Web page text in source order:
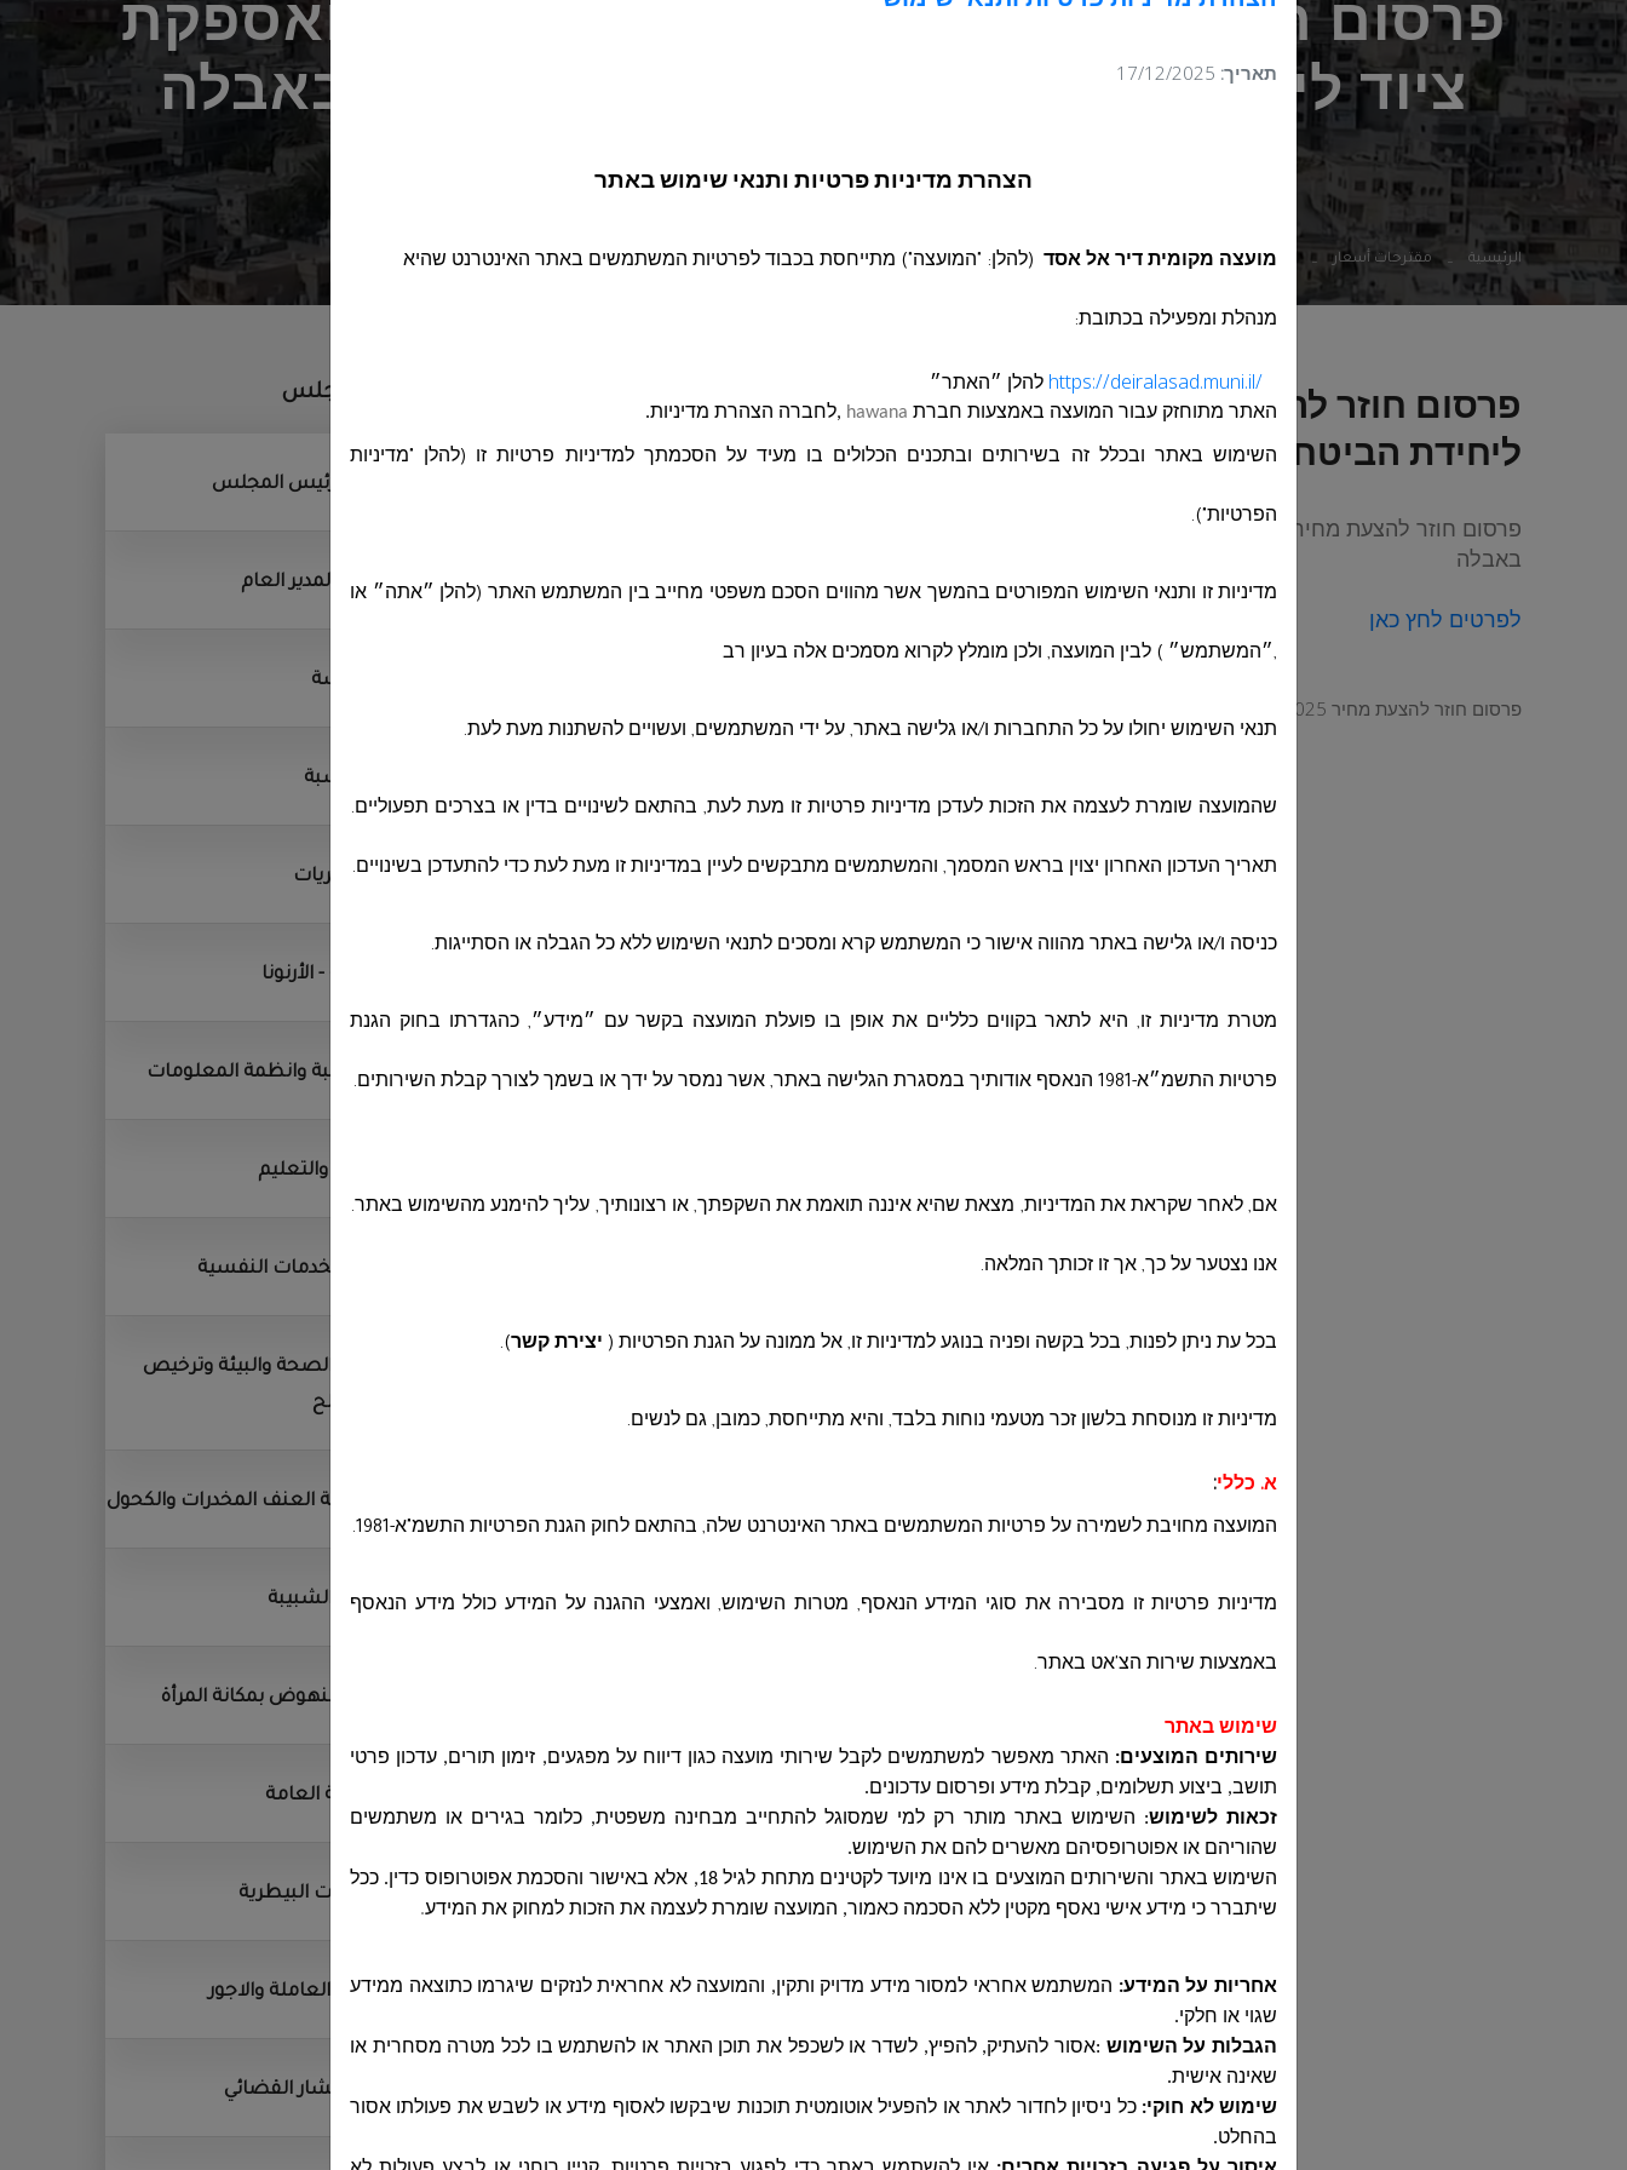
פרסום חוזר להצעת מחיר H14-2025 לרכישת ואספקת
ציוד ליחידת הביטחון הקהילתי לפי הפירוט באבלה
الرئيسية مقترحات أسعار פרסום חוזר להצעת מחיר H14-2025 לרכישת ואספקת ציוד ליחידת הביטחון הקהילתי לפי הפירוט באבלה
פרסום חוזר להצעת מחיר H14-2025 לרכישת ואספקת ציוד
ליחידת הביטחון הקהילתי לפי הפירוט באבלה
באבלה
לפרטים לחץ כאן
פרסום חוזר להצעת מחיר H14-2025 לרכישת ואספקת ציוד ליחידת הביטחון הקהילתי לפי הפירוט באבלה
أقسام المجلس
ديوان رئيس المجلس
ديوان المدير العام
الهندسة
المحاسبة
المشتريات
الجباية - الأرنونا
الحوسبة وانظمة المعلومات
التربية والتعليم
مركز الخدمات النفسية
قسم الصحة والبيئة وترخيص
المصالح
مكافحة العنف المخدرات والكحول
قسم الشبيبة
وحدة النهوض بمكانة المرأة
المكتبة العامة
الخدمات البيطرية
القوى العاملة والاجور
المستشار القضائي
תאריך:
הצהרת מדיניות פרטיות ותנאי שימוש באתר
מועצה מקומית דיר אל אסד (להלן: "המועצה") מתייחסת בכבוד לפרטיות המשתמשים באתר האינטרנט שהיא
מנהלת ומפעילה בכתובת:
https://deiralasad.muni.il/להלן ״האתר״
האתר מתוחזק עבור המועצה באמצעות חברת hawana ,לחברה הצהרת מדיניות.
השימוש באתר ובכלל זה בשירותים ובתכנים הכלולים בו מעיד על הסכמתך למדיניות פרטיות זו (להלן "מדיניות
הפרטיות").
מדיניות זו ותנאי השימוש המפורטים בהמשך אשר מהווים הסכם משפטי מחייב בין המשתמש האתר (להלן ״אתה״ או
,״המשתמש״ ) לבין המועצה, ולכן מומלץ לקרוא מסמכים אלה בעיון רב
תנאי השימוש יחולו על כל התחברות ו/או גלישה באתר, על ידי המשתמשים, ועשויים להשתנות מעת לעת.
שהמועצה שומרת לעצמה את הזכות לעדכן מדיניות פרטיות זו מעת לעת, בהתאם לשינויים בדין או בצרכים תפעוליים.
תאריך העדכון האחרון יצוין בראש המסמך, והמשתמשים מתבקשים לעיין במדיניות זו מעת לעת כדי להתעדכן בשינויים.
כניסה ו/או גלישה באתר מהווה אישור כי המשתמש קרא ומסכים לתנאי השימוש ללא כל הגבלה או הסתייגות.
מטרת מדיניות זו, היא לתאר בקווים כלליים את אופן בו פועלת המועצה בקשר עם ״מידע״, כהגדרתו בחוק הגנת
פרטיות התשמ״א-1981 הנאסף אודותיך במסגרת הגלישה באתר, אשר נמסר על ידך או בשמך לצורך קבלת השירותים .
אם, לאחר שקראת את המדיניות, מצאת שהיא איננה תואמת את השקפתך, או רצונותיך, עליך להימנע מהשימוש באתר.
אנו נצטער על כך, אך זו זכותך המלאה.
בכל עת ניתן לפנות, בכל בקשה ופניה בנוגע למדיניות זו, אל ממונה על הגנת הפרטיות ( יצירת קשר)
.
מדיניות זו מנוסחת בלשון זכר מטעמי נוחות בלבד, והיא מתייחסת, כמובן, גם לנשים.
א. כללי:
המועצה מחויבת לשמירה על פרטיות המשתמשים באתר האינטרנט שלה, בהתאם לחוק הגנת הפרטיות התשמ"א-1981 .
מדיניות פרטיות זו מסבירה את סוגי המידע הנאסף, מטרות השימוש, ואמצעי ההגנה על המידע כולל מידע הנאסף
באמצעות שירות הצ'אט באתר.
שימוש באתר
שירותים המוצעים: האתר מאפשר למשתמשים לקבל שירותי מועצה כגון דיווח על מפגעים, זימון תורים, עדכון פרטי
תושב, ביצוע תשלומים, קבלת מידע ופרסום עדכונים.
זכאות לשימוש: השימוש באתר מותר רק למי שמסוגל להתחייב מבחינה משפטית, כלומר בגירים או משתמשים
שהוריהם או אפוטרופסיהם מאשרים להם את השימוש.
השימוש באתר והשירותים המוצעים בו אינו מיועד לקטינים מתחת לגיל 18, אלא באישור והסכמת אפוטרופוס כדין. ככל
שיתברר כי מידע אישי נאסף מקטין ללא הסכמה כאמור, המועצה שומרת לעצמה את הזכות למחוק את המידע.
אחריות על המידע: המשתמש אחראי למסור מידע מדויק ותקין, והמועצה לא אחראית לנזקים שיגרמו כתוצאה ממידע
שגוי או חלקי.
הגבלות על השימוש :אסור להעתיק, להפיץ, לשדר או לשכפל את תוכן האתר או להשתמש בו לכל מטרה מסחרית או
שאינה אישית.
שימוש לא חוקי: כל ניסיון לחדור לאתר או להפעיל אוטומטית תוכנות שיבקשו לאסוף מידע או לשבש את פעולתו אסור
בהחלט.